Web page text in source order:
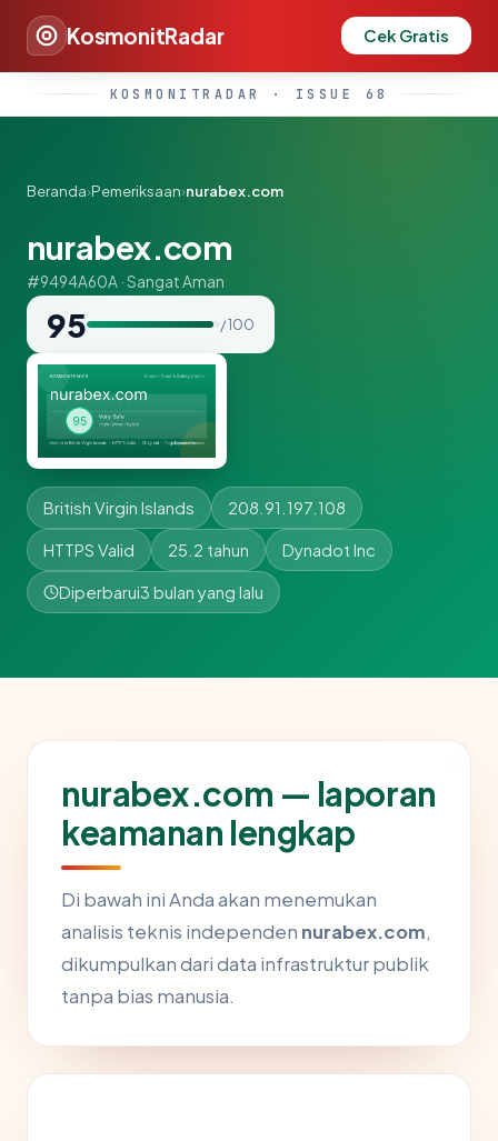
KosmonitRadar Cek Gratis
KOSMONITRADAR · ISSUE 68
Beranda›Pemeriksaan›nurabex.com
nurabex.com
#9494A60A · Sangat Aman
95 / 100
British Virgin Islands 208.91.197.108
HTTPS Valid 25.2 tahun Dynadot Inc
Diperbarui3 bulan yang lalu
nurabex.com — laporan
keamanan lengkap
Di bawah ini Anda akan menemukan
analisis teknis independen nurabex.com,
dikumpulkan dari data infrastruktur publik
tanpa bias manusia.